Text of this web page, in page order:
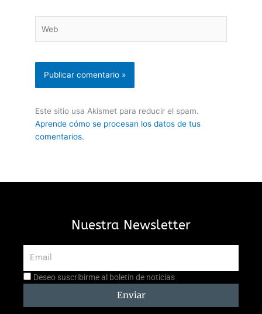
Este sitio usa Akismet para reducir el spam.
Aprende cómo se procesan los datos de tus
comentarios.
Nuestra Newsletter
Aceptación
Deseo suscribirme al boletín de noticias
Enviar